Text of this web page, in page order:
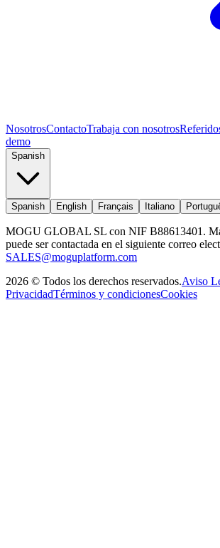
NosotrosContactoTrabaja con nosotros
demo
Spanish
Spanish English Français Italiano
MOGU GLOBAL SL con NIF B88613401.
puede ser contactada en el siguiente correo
SALES@moguplatform.com
2026 © Todos los derechos reservados.Aviso
PrivacidadTérminos y condicionesCookies